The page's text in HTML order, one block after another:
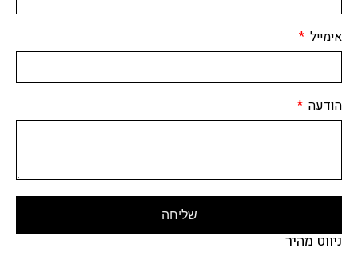
ניווט מהיר
אימייל
הודעה
שליחה